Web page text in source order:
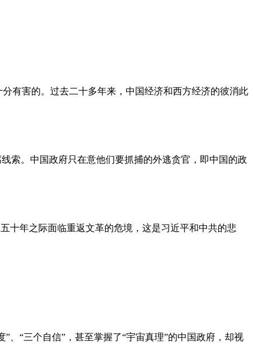
有害的。过去二十多年来，中国经济和西方经济的彼消此
索。中国政府只在意他们要抓捕的外逃贪官，即中国的政
十年之际面临重返文革的危境，这是习近平和中共的悲
、“三个自信”，甚至掌握了“宇宙真理”的中国政府，却视